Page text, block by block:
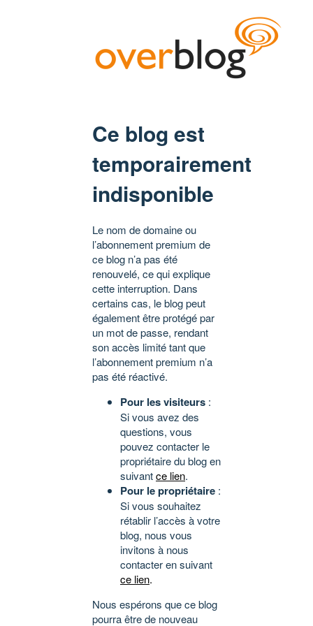
Ce blog est
temporairement
indisponible
Le nom de domaine ou
l’abonnement premium de
ce blog n’a pas été
renouvelé, ce qui explique
cette interruption. Dans
certains cas, le blog peut
également être protégé par
un mot de passe, rendant
son accès limité tant que
l’abonnement premium n’a
pas été réactivé.
Pour les visiteurs :
Si vous avez des
questions, vous
pouvez contacter le
propriétaire du blog en
suivantce lien.
Pour le propriétaire :
Si vous souhaitez
rétablir l’accès à votre
blog, nous vous
invitons à nous
contacter en suivant
ce lien.
Nous espérons que ce blog
pourra être de nouveau